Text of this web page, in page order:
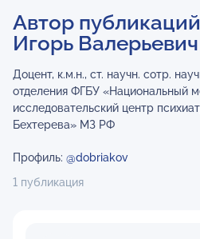
Автор
Игорь Валерьевич
Доцент, к.м.н., ст. научн. сотр.
отделения ФГБУ «Национальный
исследовательский центр
Бехтерева» МЗ РФ
Профиль: @dobriakov
1 публикация